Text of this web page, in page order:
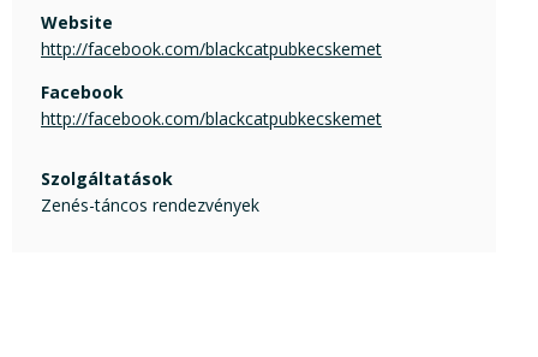
Website
http://facebook.com/blackcatpubkecskemet
Facebook
http://facebook.com/blackcatpubkecskemet
Szolgáltatások
Zenés-táncos rendezvények